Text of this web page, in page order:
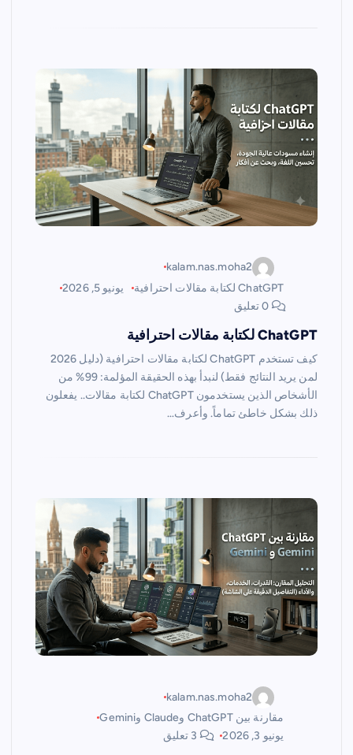
kalam.nas.moha2
ChatGPT لكتابة مقالات احترافية
يونيو 5, 2026
ChatGPT لكتابة مقالات احترافية
كيف تستخدم ChatGPT لكتابة مقالات احترافية (دليل 2026
لمن يريد النتائج فقط) لنبدأ بهذه الحقيقة المؤلمة: 99% من
الأشخاص الذين يستخدمون ChatGPT لكتابة مقالات.. يفعلون
ذلك بشكل خاطئ تماماً. وأعرف…
kalam.nas.moha2
مقارنة بين ChatGPT وClaude وGemini
يونيو 3, 2026